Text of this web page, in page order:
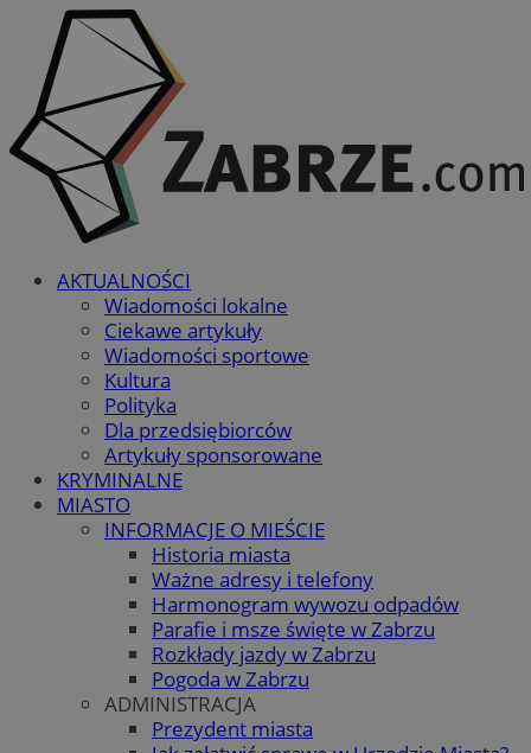
AKTUALNOŚCI
Wiadomości lokalne
Ciekawe artykuły
Wiadomości sportowe
Kultura
Polityka
Dla przedsiębiorców
Artykuły sponsorowane
KRYMINALNE
MIASTO
INFORMACJE O MIEŚCIE
Historia miasta
Ważne adresy i telefony
Harmonogram wywozu odpadów
Parafie i msze święte w Zabrzu
Rozkłady jazdy w Zabrzu
Pogoda w Zabrzu
ADMINISTRACJA
Prezydent miasta